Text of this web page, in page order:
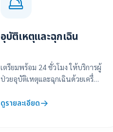
อุบัติเหตุและฉุกเฉิน
เตรียมพร้อม 24 ชั่วโมง ให้บริการผู้
ป่วยอุบัติเหตุและฉุกเฉินด้วยเครื่อง
ดูรายละเอียด